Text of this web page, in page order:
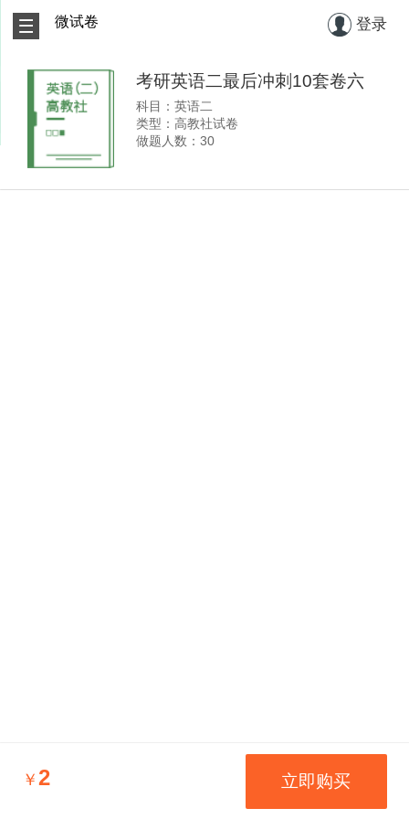
微试卷 登录
考研英语二最后冲刺10套卷六
科目：英语二
类型：高教社试卷
做题人数：30
￥ 2 立即购买